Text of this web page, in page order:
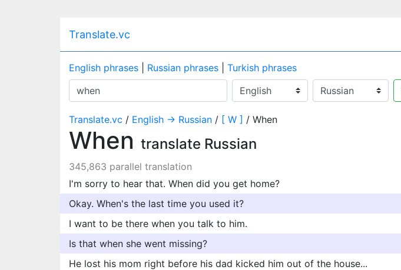
Translate.vc
English phrases Russian phrases
Turkish phrases
Translate.vc / English → Russian / [ W ] / When
When translate Russian
345,863 parallel translation
I'm sorry to hear that. When did you get home?
Okay. When's the last time you used it?
I want to be there when you talk to him.
Is that when she went missing?
He lost his mom right before his dad kicked him out of the house...